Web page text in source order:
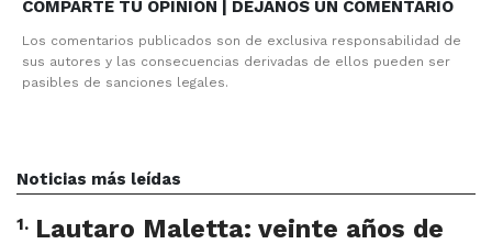
COMPARTE TU OPINION | DEJANOS UN COMENTARIO
Los comentarios publicados son de exclusiva responsabilidad de
sus autores y las consecuencias derivadas de ellos pueden ser
pasibles de sanciones legales.
Noticias más leídas
1. Lautaro Maletta: veinte años de